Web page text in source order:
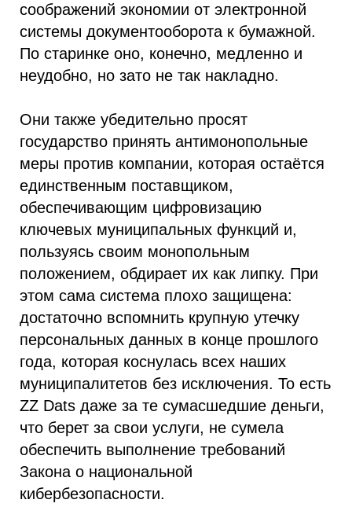
соображений экономии от электронной
системы документооборота к бумажной.
По старинке оно, конечно, медленно и
неудобно, но зато не так накладно.
Они также убедительно просят
государство принять антимонопольные
меры против компании, которая остаётся
единственным поставщиком,
обеспечивающим цифровизацию
ключевых муниципальных функций и,
пользуясь своим монопольным
положением, обдирает их как липку. При
этом сама система плохо защищена:
достаточно вспомнить крупную утечку
персональных данных в конце прошлого
года, которая коснулась всех наших
муниципалитетов без исключения. То есть
ZZ Dats даже за те сумасшедшие деньги,
что берет за свои услуги, не сумела
обеспечить выполнение требований
Закона о национальной
кибербезопасности.